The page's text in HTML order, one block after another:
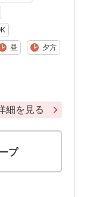
昼 夕方
細を見る
プ